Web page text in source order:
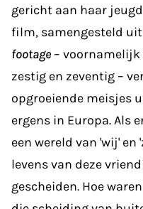
gericht aan haar
film, samengesteld
footage –
zestig en zeventig –
opgroeiende meisjes
ergens in Europa. Als
een wereld van 'wij'
levens van deze
gescheiden. Hoe